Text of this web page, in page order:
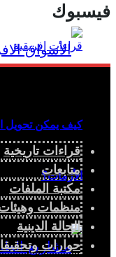
كيف يمكن تحويل
الأزمات؟
فيسبوك
قراءات تاريخية
متابعات
مكتبة الملفات
منظمات
الحالة الدينية
حوارات